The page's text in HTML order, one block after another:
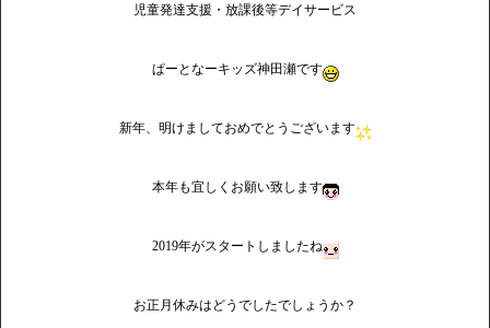
児童発達支援・放課後等デイサービス
ぱーとなーキッズ神田瀬です
新年、明けましておめでとうございます
本年も宜しくお願い致します
2019年がスタートしましたね
お正月休みはどうでしたでしょうか？